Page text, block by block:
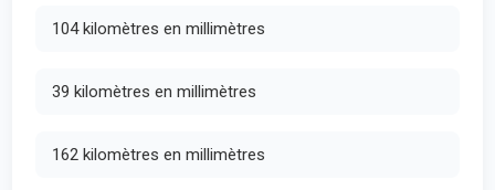
104 kilomètres en millimètres
39 kilomètres en millimètres
162 kilomètres en millimètres